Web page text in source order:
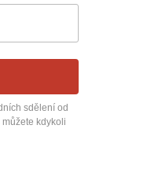
sdělení od
můžete kdykoli